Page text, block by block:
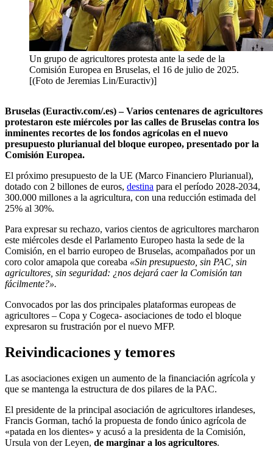
Un grupo de agricultores protesta ante la sede de la
Comisión Europea en Bruselas, el 16 de julio de 2025.
[(Foto de Jeremias Lin/Euractiv)]
Bruselas (Euractiv.com/.es) – Varios centenares de agricultores
protestaron este miércoles por las calles de Bruselas contra los
inminentes recortes de los fondos agrícolas en el nuevo
presupuesto plurianual del bloque europeo, presentado por la
Comisión Europea.
El próximo presupuesto de la UE (Marco Financiero Plurianual),
dotado con 2 billones de euros, destina para el período 2028-2034,
300.000 millones a la agricultura, con una reducción estimada del
25% al 30%.
Para expresar su rechazo, varios cientos de agricultores marcharon
este miércoles desde el Parlamento Europeo hasta la sede de la
Comisión, en el barrio europeo de Bruselas, acompañados por un
coro color amapola que coreaba «Sin presupuesto, sin PAC, sin
agricultores, sin seguridad: ¿nos dejará caer la Comisión tan
fácilmente?».
Convocados por las dos principales plataformas europeas de
agricultores – Copa y Cogeca- asociaciones de todo el bloque
expresaron su frustración por el nuevo MFP.
Reivindicaciones y temores
Las asociaciones exigen un aumento de la financiación agrícola y
que se mantenga la estructura de dos pilares de la PAC.
El presidente de la principal asociación de agricultores irlandeses,
Francis Gorman, tachó la propuesta de fondo único agrícola de
«patada en los dientes» y acusó a la presidenta de la Comisión,
Ursula von der Leyen, de marginar a los agricultores.